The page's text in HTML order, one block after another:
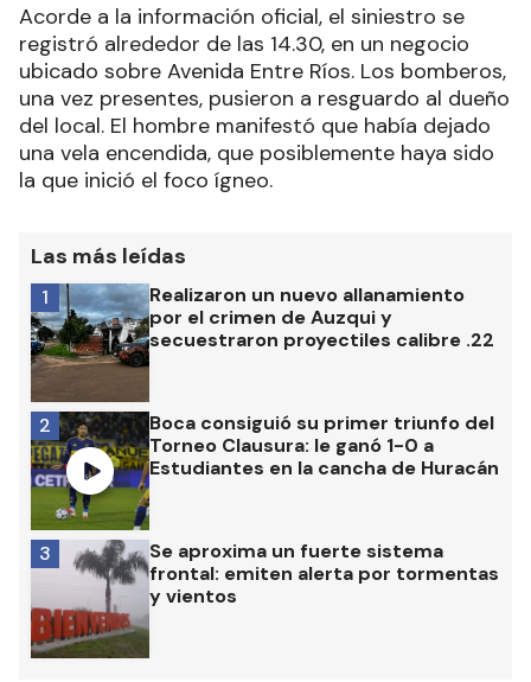
Acorde a la información oficial, el siniestro se
registró alrededor de las 14.30, en un negocio
ubicado sobre Avenida Entre Ríos. Los bomberos,
una vez presentes, pusieron a resguardo al dueño
del local. El hombre manifestó que había dejado
una vela encendida, que posiblemente haya sido
la que inició el foco ígneo.
Las más leídas
Realizaron un nuevo allanamiento
por el crimen de Auzqui y
secuestraron proyectiles calibre .22
1
Boca consiguió su primer triunfo del
Torneo Clausura: le ganó 1-0 a
Estudiantes en la cancha de Huracán
2
Se aproxima un fuerte sistema
frontal: emiten alerta por tormentas
y vientos
3